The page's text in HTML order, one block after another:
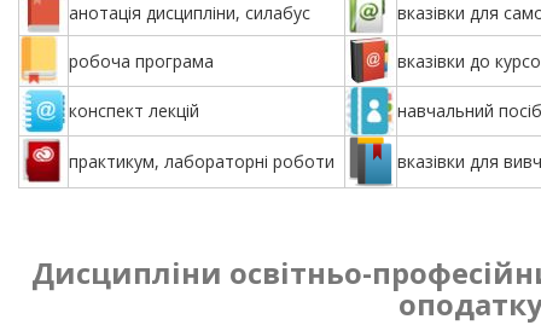
анотація дисципліни, силабус
вказівки для
робоча програма вказівки до
конспект лекцій навчальний
практикум, лабораторні роботи вказівки для
Дисципліни освітньо-